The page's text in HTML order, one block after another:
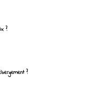
?
?